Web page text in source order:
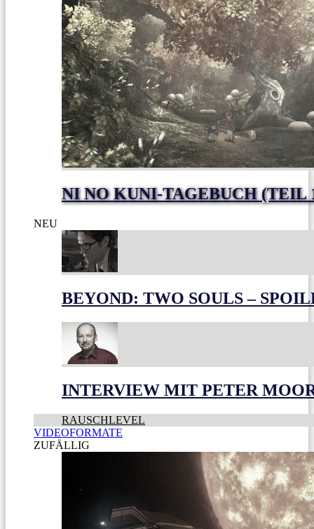
NI NO KUNI-TAGEBUCH (TEIL
NEU
BEYOND: TWO SOULS –
INTERVIEW MIT PETER
RAUSCHLEVEL
VIDEOFORMATE
ZUFÄLLIG